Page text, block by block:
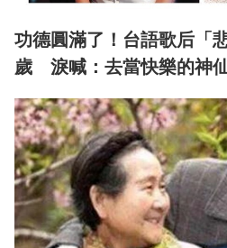
功德圓滿了！台語歌后「
歲 淚喊：去當快樂的神